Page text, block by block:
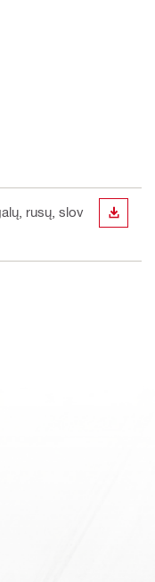
rusų, slov